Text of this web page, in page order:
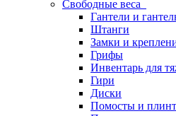
Свободные веса
Гантели и
Штанги
Замки и
Грифы
Инвентарь для
Гири
Диски
Помосты и